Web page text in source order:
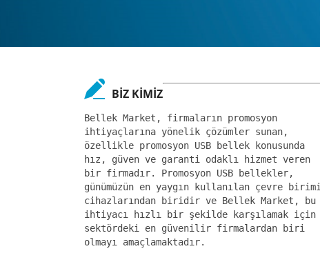
BİZ KİMİZ
Bellek Market, firmaların promosyon
ihtiyaçlarına yönelik çözümler sunan,
özellikle promosyon USB bellek konusunda
hız, güven ve garanti odaklı hizmet veren
bir firmadır. Promosyon USB bellekler,
günümüzün en yaygın kullanılan çevre birimi
cihazlarından biridir ve Bellek Market, bu
ihtiyacı hızlı bir şekilde karşılamak için
sektördeki en güvenilir firmalardan biri
olmayı amaçlamaktadır.